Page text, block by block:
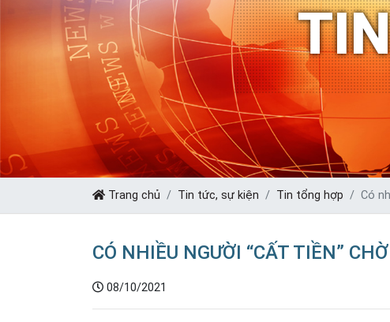
Trang chủ Tin tức, sự kiện Tin tổng hợp Có
CÓ NHIỀU NGƯỜI “CẤT TIỀN”
08/10/2021